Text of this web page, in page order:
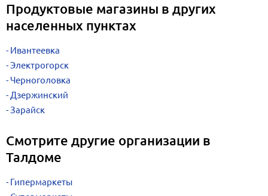
Продуктовые магазины в других
населенных пунктах
Ивантеевка
Электрогорск
Черноголовка
Дзержинский
Зарайск
Смотрите другие организации в
Талдоме
Гипермаркеты